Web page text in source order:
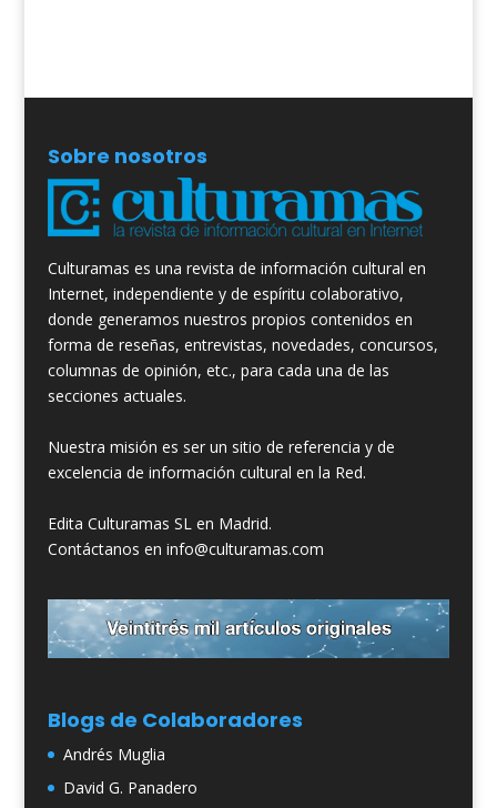
Sobre nosotros
Culturamas es una revista de información cultural en
Internet, independiente y de espíritu colaborativo,
donde generamos nuestros propios contenidos en
forma de reseñas, entrevistas, novedades, concursos,
columnas de opinión, etc., para cada una de las
secciones actuales.
Nuestra misión es ser un sitio de referencia y de
excelencia de información cultural en la Red.
Edita Culturamas SL en Madrid.
Contáctanos en info@culturamas.com
Blogs de Colaboradores
Andrés Muglia
David G. Panadero